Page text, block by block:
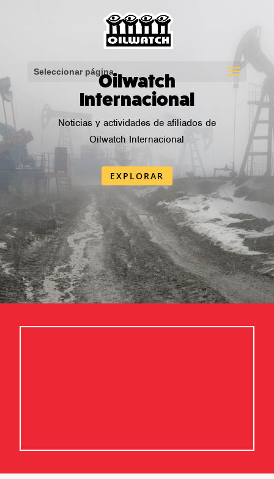
Seleccionar páginaOilwatch
Internacional
Noticias y actividades de afiliados de
Oilwatch Internacional
EXPLORAR